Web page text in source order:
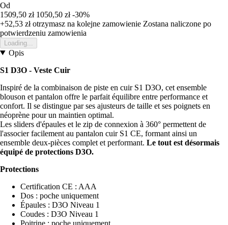
Od
1509,50 zł 1050,50 zł -30%
+52,53 złotrzymasz na kolejne zamowienie Zostana naliczone po
potwierdzeniu zamowienia
Loading...
Opis
S1 D3O - Veste Cuir
Inspiré de la combinaison de piste en cuir S1 D3O, cet ensemble
blouson et pantalon offre le parfait équilibre entre performance et
confort. Il se distingue par ses ajusteurs de taille et ses poignets en
néoprène pour un maintien optimal.
Les sliders d'épaules et le zip de connexion à 360° permettent de
l'associer facilement au pantalon cuir S1 CE, formant ainsi un
ensemble deux-pièces complet et performant. Le tout est désormais
équipé de protections D3O.
Protections
Certification CE : AAA
Dos : poche uniquement
Épaules : D3O Niveau 1
Coudes : D3O Niveau 1
Poitrine : poche uniquement